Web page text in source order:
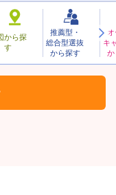
から探
す
推薦型・
総合型選抜
から探す
キ
か
お気に入り